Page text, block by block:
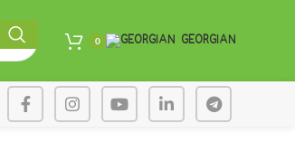
0 GEORGIAN